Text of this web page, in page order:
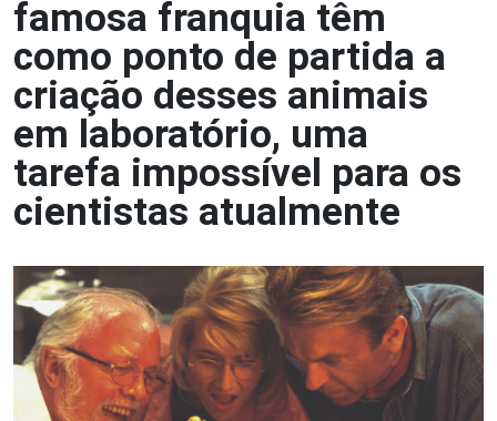
famosa franquia têm
como ponto de partida a
criação desses animais
em laboratório, uma
tarefa impossível para os
cientistas atualmente